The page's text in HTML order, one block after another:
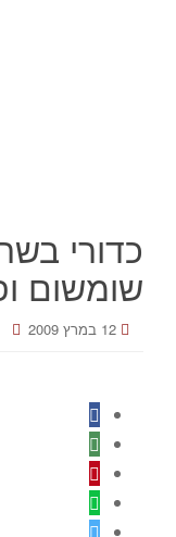
כדורי
שומשום
12 במרץ 2009